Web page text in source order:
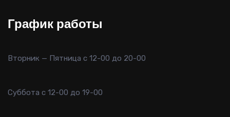
График работы
Вторник — Пятница с 12-00 до 20-00
Суббота с 12-00 до 19-00